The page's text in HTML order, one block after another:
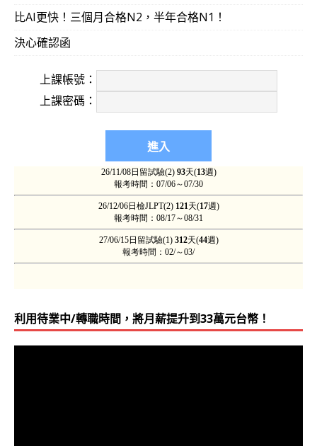
比AI更快！三個月合格N2，半年合格N1！
決心確認函
上課帳號：
上課密碼：
利用待業中/轉職時間，將月薪提升到33萬元台幣！